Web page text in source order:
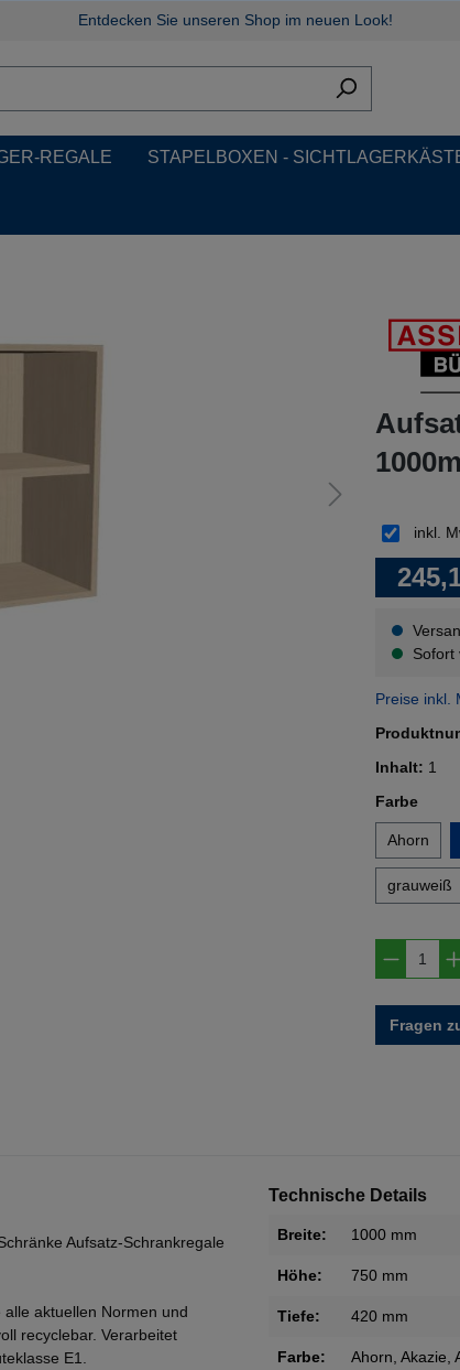
Entdecken Sie unseren Shop im neuen Look!
REGALE STAPELBOXEN -
Sofort
inkl.
Preise inkl.
Inhalt: 1
Farbe
Ahorn
grauweiß
Fragen
Aufsatz-Schrankregale
aktuellen Normen und
recyclebar. Verarbeitet
E1.
Technische Details
Breite: 1000 mm
Höhe: 750 mm
Tiefe: 420 mm
Farbe: Ahorn, Akazie,